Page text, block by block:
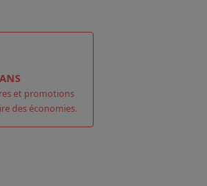
et promotions
des économies.